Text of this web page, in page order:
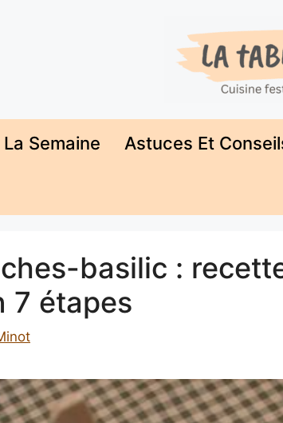
Semaine Astuces Et
basilic :
7 étapes